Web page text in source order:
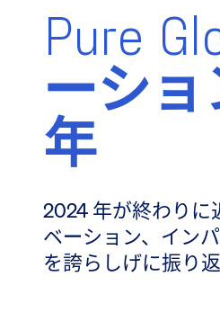
Pure
ーシ
年
2024 年が終わりに
ベーション、イン
を誇らしげに振り返